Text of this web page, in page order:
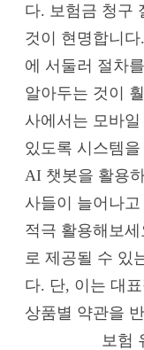
다. 보험금 청구
것이 현명합니
에 서둘러 절차
알아두는 것이
사에서는 모바
있도록 시스템
AI 챗봇을 활용
사들이 늘어나
적극 활용해보
로 제공될 수 있
다. 단, 이는 대
상품별 약관을
보험